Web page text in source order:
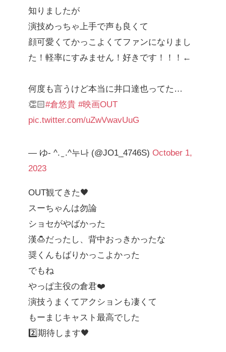
知りましたが
演技めっちゃ上手で声も良くて
顔可愛くてかっこよくてファンになりまし
た！軽率にすみません！好きです！！！←
何度も言うけど本当に井口達也ってた…
👏🏻#倉悠貴 #映画OUT
pic.twitter.com/uZwVwavUuG
— ゆ- ^. ̫ .^누나 (@JO1_4746S) October 1,
2023
OUT観てきた🖤
スーちゃんは勿論
ショセがやばかった
漢🍮だったし、背中おっきかったな
奨くんもばりかっこよかった
でもね
やっぱ主役の倉君❤️
演技うまくてアクションも凄くて
もーまじキャスト最高でした
2️⃣期待します🖤